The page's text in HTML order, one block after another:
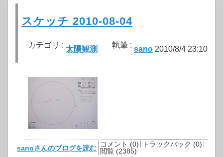
スケッチ 2010-08-04
カテゴリ : 太陽観測 執筆 : sano 2010/8/4 23:10
sanoさんのブログを読む コメント (0)
トラックバック (0)
閲覧 (2385)